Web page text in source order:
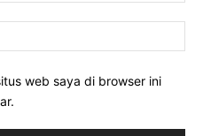
web saya di browser ini